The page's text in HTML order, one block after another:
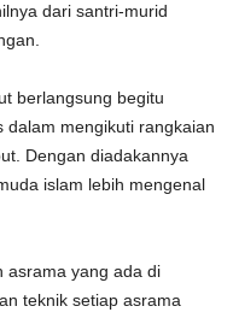
dari santri-murid
berlangsung begitu
dalam mengikuti rangkaian
Dengan diadakannya
islam lebih mengenal
asrama yang ada di
teknik setiap asrama